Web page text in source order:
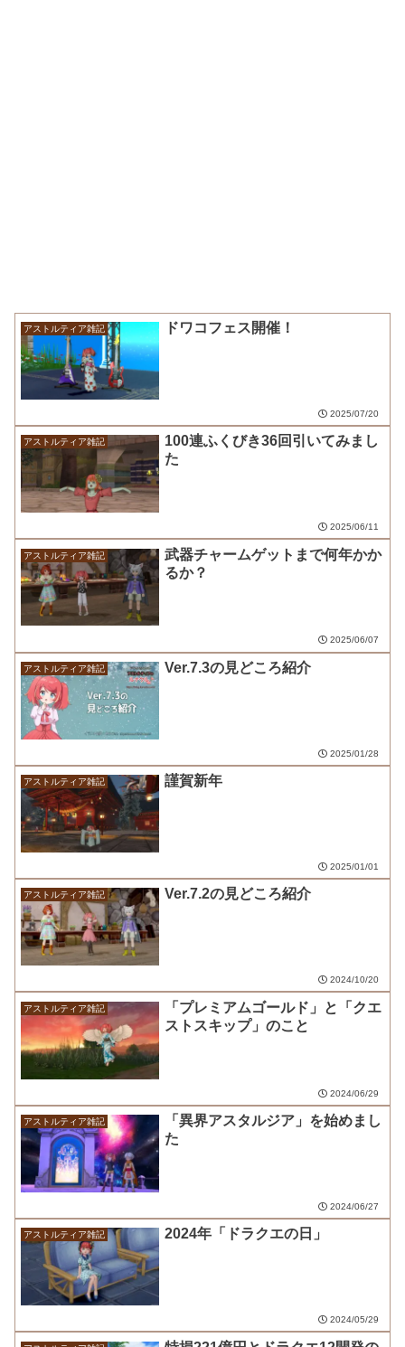
アストルティア雑記 ドワコフェス開催！
2025/07/20
アストルティア雑記
100連ふくびき36回引いてみまし
た
2025/06/11
アストルティア雑記
武器チャームゲットまで何年かか
るか？
2025/06/07
アストルティア雑記 Ver.7.3の見どころ紹介
2025/01/28
アストルティア雑記 謹賀新年
2025/01/01
アストルティア雑記 Ver.7.2の見どころ紹介
2024/10/20
アストルティア雑記
「プレミアムゴールド」と「クエ
ストスキップ」のこと
2024/06/29
アストルティア雑記
「異界アスタルジア」を始めまし
た
2024/06/27
アストルティア雑記 2024年「ドラクエの日」
2024/05/29